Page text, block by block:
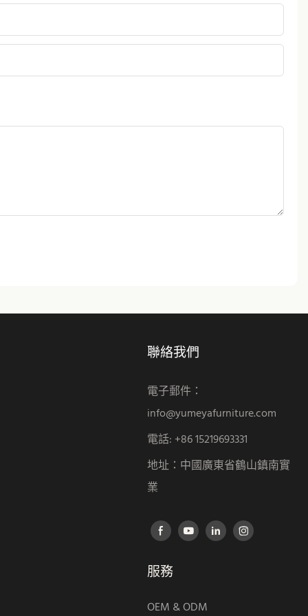
聯絡我們
電子郵件：
info@yumeyafurniture.com
電話: +86 15219693331
地址：中國廣東省鶴山鎮南實
業
服務
OEM & ODM